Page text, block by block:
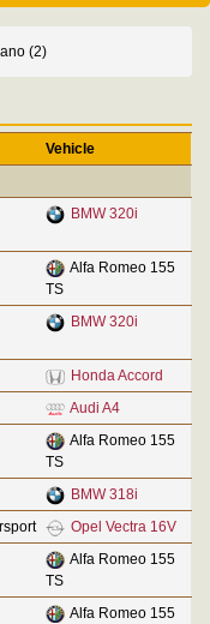
(2)
Vehicle
BMW 320i
Alfa Romeo 155
TS
BMW 320i
Honda Accord
Audi A4
Alfa Romeo 155
TS
BMW 318i
Opel Vectra 16V
Alfa Romeo 155
TS
Alfa Romeo 155